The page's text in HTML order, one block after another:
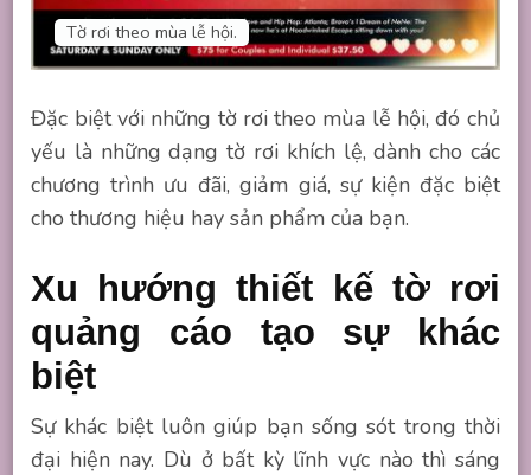
Tờ rơi theo mùa lễ hội.
Đặc biệt với những tờ rơi theo mùa lễ hội, đó chủ
yếu là những dạng tờ rơi khích lệ, dành cho các
chương trình ưu đãi, giảm giá, sự kiện đặc biệt
cho thương hiệu hay sản phẩm của bạn.
Xu hướng thiết kế tờ rơi
quảng cáo tạo sự khác
biệt
Sự khác biệt luôn giúp bạn sống sót trong thời
đại hiện nay. Dù ở bất kỳ lĩnh vực nào thì sáng